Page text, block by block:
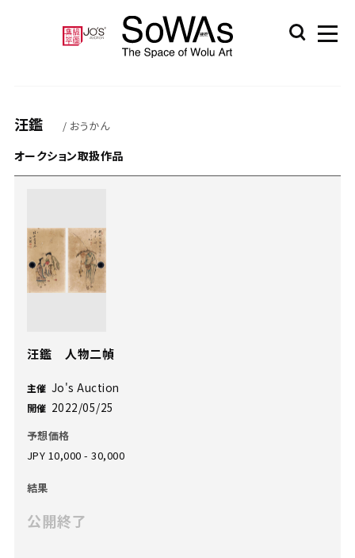
汪鑑 / おうかん
オークション取扱作品
汪鑑 人物二幀
主催 Jo's Auction
開催 2022/05/25
予想価格
JPY 10,000 - 30,000
結果
公開終了